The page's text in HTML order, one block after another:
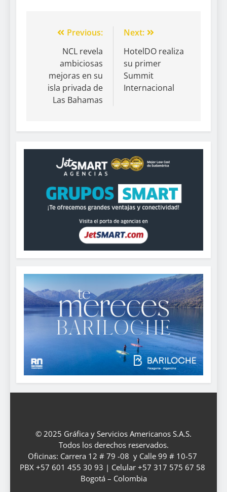
Previous:
NCL revela
ambiciosas
mejoras en su
isla privada de
Las Bahamas
Next:
HotelDO realiza
su primer
Summit
Internacional
© 2025 Gráfica y Servicios Americanos S.A.S.
Todos los derechos reservados.
Oficinas: Carrera 12 # 79 -08 y Calle 99 # 10-57
PBX +57 601 455 30 93 | Celular +57 317 575 67 58
Bogotá – Colombia